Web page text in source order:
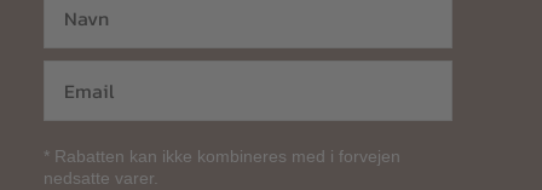
* Rabatten kan ikke kombineres med i forvejen
nedsatte varer.